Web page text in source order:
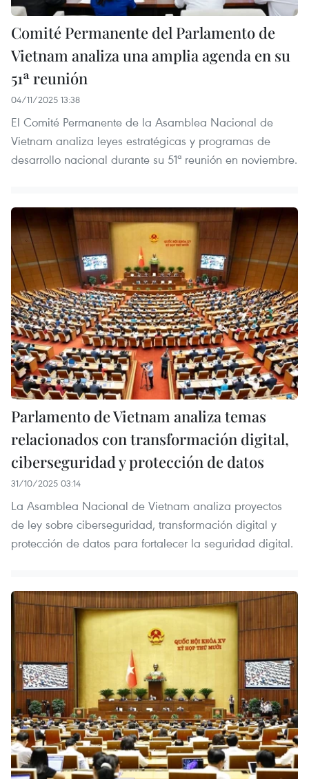
Comité Permanente del Parlamento de
Vietnam analiza una amplia agenda en su
51ª reunión
04/11/2025 13:38
El Comité Permanente de la Asamblea Nacional de
Vietnam analiza leyes estratégicas y programas de
desarrollo nacional durante su 51ª reunión en noviembre.
Parlamento de Vietnam analiza temas
relacionados con transformación digital,
ciberseguridad y protección de datos
31/10/2025 03:14
La Asamblea Nacional de Vietnam analiza proyectos
de ley sobre ciberseguridad, transformación digital y
protección de datos para fortalecer la seguridad digital.